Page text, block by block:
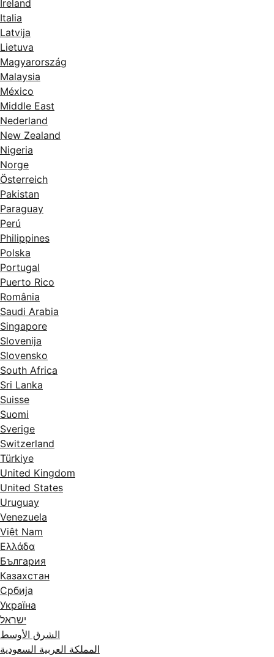
Ireland
Italia
Latvija
Lietuva
Magyarország
Malaysia
México
Middle East
Nederland
New Zealand
Nigeria
Norge
Österreich
Pakistan
Paraguay
Perú
Philippines
Polska
Portugal
Puerto Rico
România
Saudi Arabia
Singapore
Slovenija
Slovensko
South Africa
Sri Lanka
Suisse
Suomi
Sverige
Switzerland
Türkiye
United Kingdom
United States
Uruguay
Venezuela
Việt Nam
Ελλάδα
България
Казахстан
Србија
Україна
ישראל
الشرق الأوسط
المملكة العربية السعودية